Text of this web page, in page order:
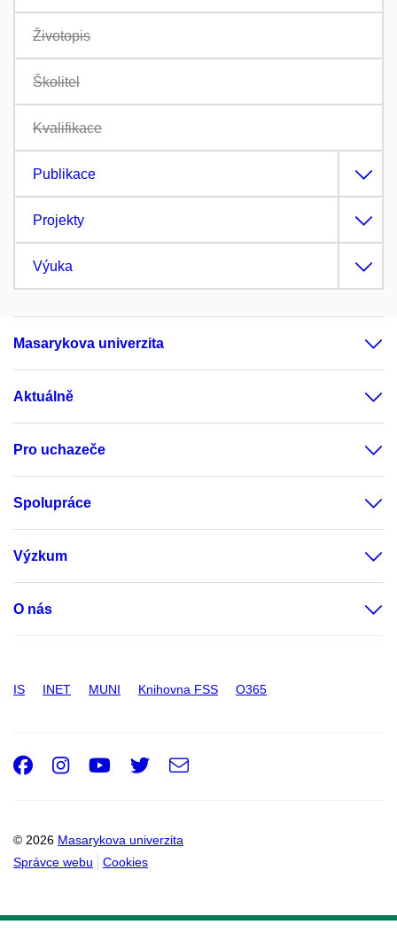
Životopis
Školitel
Kvalifikace
Publikace
Projekty
Výuka
Masarykova univerzita
Aktuálně
Pro uchazeče
Spolupráce
Výzkum
O nás
IS INET MUNI Knihovna FSS O365
© 2026 Masarykova univerzita
Správce webu
Cookies
Facebook
Instagram
Youtube
Twitter
e-